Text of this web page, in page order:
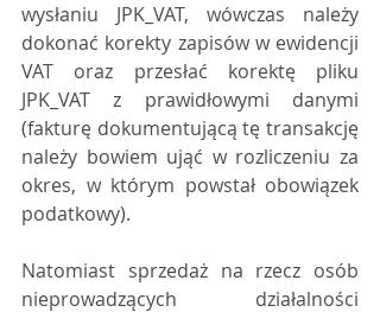
wysłaniu JPK_VAT, wówczas należy
dokonać korekty zapisów w ewidencji
VAT oraz przesłać korektę pliku
JPK_VAT z prawidłowymi danymi
(fakturę dokumentującą tę transakcję
należy bowiem ująć w rozliczeniu za
okres, w którym powstał obowiązek
podatkowy).
Natomiast sprzedaż na rzecz osób
nieprowadzących działalności